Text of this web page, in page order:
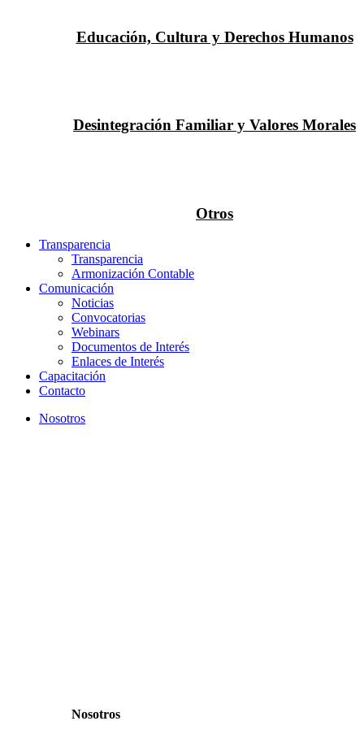
Educación, Cultura y Derechos Humanos
Desintegración Familiar y Valores Morales
Otros
Transparencia
Transparencia
Armonización Contable
Comunicación
Noticias
Convocatorias
Webinars
Documentos de Interés
Enlaces de Interés
Capacitación
Contacto
Nosotros
Nosotros